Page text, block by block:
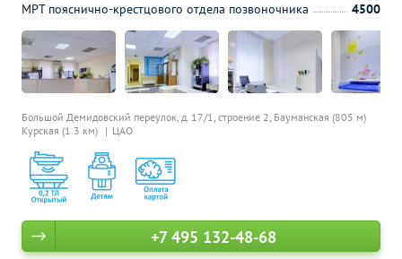
Большой Демидовский переулок, д. 17/1, строение 2, Бауманская (805 м)
Курская (1.3 км)
ЦАО
МРТ пояснично-крестцового отдела позвоночника
4500
+7 495 132-48-68